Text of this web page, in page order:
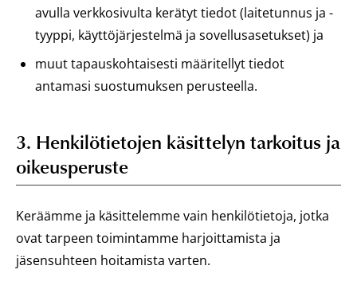
avulla verkkosivulta kerätyt tiedot (laitetunnus ja -
tyyppi, käyttöjärjestelmä ja sovellusasetukset) ja
muut tapauskohtaisesti määritellyt tiedot
antamasi suostumuksen perusteella.
3. Henkilötietojen käsittelyn tarkoitus ja
oikeusperuste
Keräämme ja käsittelemme vain henkilötietoja, jotka
ovat tarpeen toimintamme harjoittamista ja
jäsensuhteen hoitamista varten.